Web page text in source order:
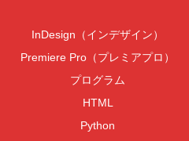
InDesign（インデザイン）
Premiere Pro（プレミアプロ）
プログラム
HTML
Python